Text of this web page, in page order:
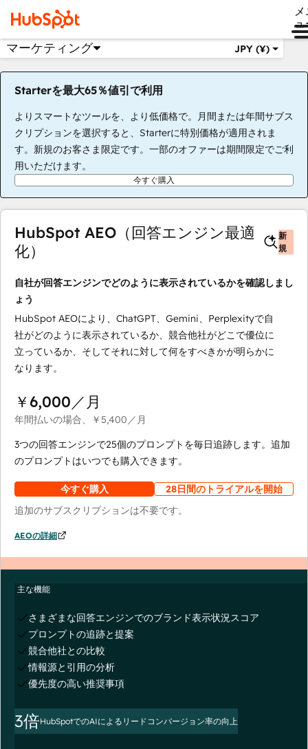
ュ
マーケティング JPY (¥)
Starterを最大65％値引で利用
よりスマートなツールを、より低価格で。月間または年間サブス
クリプションを選択すると、Starterに特別価格が適用されま
す。新規のお客さま限定です。一部のオファーは期間限定でご利
用いただけます。
今すぐ購入
HubSpot AEO（回答エンジン最適
化）
新
規
自社が回答エンジンでどのように表示されているかを確認しまし
ょう
HubSpot AEOにより、ChatGPT、Gemini、Perplexityで自
社がどのように表示されているか、競合他社がどこで優位に
立っているか、そしてそれに対して何をすべきかが明らかに
なります。
￥6,000／月
年間払いの場合、 ￥5,400／月
3つの回答エンジンで25個のプロンプトを毎日追跡します。追加
のプロンプトはいつでも購入できます。
今すぐ購入
28日間のトライアルを開始
追加のサブスクリプションは不要です。
AEOの詳細
主な機能
さまざまな回答エンジンでのブランド表示状況スコア
プロンプトの追跡と提案
競合他社との比較
情報源と引用の分析
優先度の高い推奨事項
3倍HubSpotでのAIによるリードコンバージョン率の向上